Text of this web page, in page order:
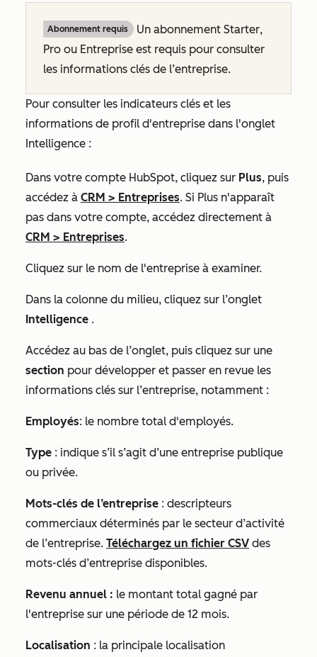
Abonnement requis Un abonnement Starter,
Pro ou Entreprise est requis pour consulter
les informations clés de l’entreprise.
Pour consulter les indicateurs clés et les
informations de profil d'entreprise dans l'onglet
Intelligence :
Dans votre compte HubSpot, cliquez sur Plus, puis
accédez à CRM > Entreprises. Si Plus n'apparaît
pas dans votre compte, accédez directement à
CRM > Entreprises.
Cliquez sur le nom de l'entreprise à examiner.
Dans la colonne du milieu, cliquez sur l’onglet
Intelligence .
Accédez au bas de l’onglet, puis cliquez sur une
section pour développer et passer en revue les
informations clés sur l’entreprise, notamment :
Employés: le nombre total d'employés.
Type : indique s’il s’agit d’une entreprise publique
ou privée.
Mots-clés de l’entreprise : descripteurs
commerciaux déterminés par le secteur d’activité
de l’entreprise. Téléchargez un fichier CSV des
mots-clés d’entreprise disponibles.
Revenu annuel : le montant total gagné par
l'entreprise sur une période de 12 mois.
Localisation : la principale localisation